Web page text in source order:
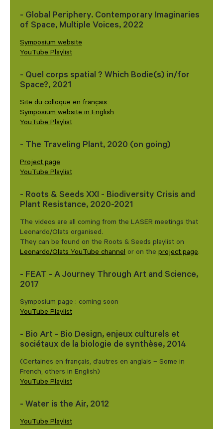
- Global Periphery. Contemporary Imaginaries
of Space, Multiple Voices, 2022
Symposium website
YouTube Playlist
- Quel corps spatial ? Which Bodie(s) in/for
Space?, 2021
Site du colloque en français
Symposium website in English
YouTube Playlist
- The Traveling Plant, 2020 (on going)
Project page
YouTube Playlist
- Roots & Seeds XXI - Biodiversity Crisis and
Plant Resistance, 2020-2021
The videos are all coming from the LASER meetings that
Leonardo/Olats organised.
They can be found on the Roots & Seeds playlist on
Leonardo/Olats YouTube channel or on the project page.
- FEAT - A Journey Through Art and Science,
2017
Symposium page : coming soon
YouTube Playlist
- Bio Art - Bio Design, enjeux culturels et
sociétaux de la biologie de synthèse, 2014
(Certaines en français, d’autres en anglais – Some in
French, others in English)
YouTube Playlist
- Water is the Air, 2012
YouTube Playlist